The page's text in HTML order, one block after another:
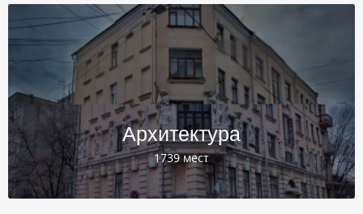
Архитектура
1739 мест